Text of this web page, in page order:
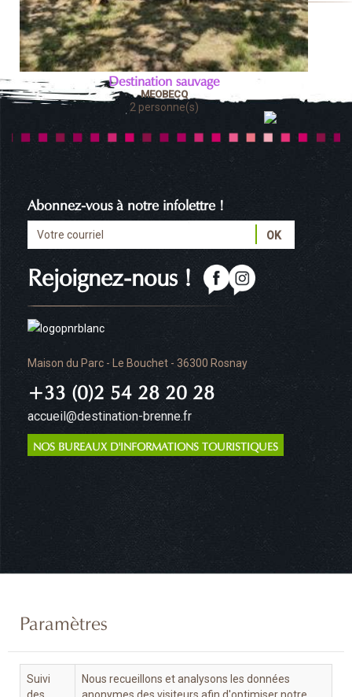
Destination sauvage
MEOBECQ
2 personne(s)
Maison du Parc - Le Bouchet - 36300 Rosnay
+33 (0)2 54 28 20 28
accueil@destination-brenne.fr
NOS BUREAUX D'INFORMATIONS TOURISTIQUES
Rejoignez-nous !
Abonnez-vous à notre infolettre !
Paramètres
Suivi
des
Nous recueillons et analysons les données
anonymes des visiteurs afin d'optimiser notre